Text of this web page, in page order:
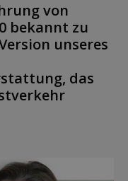
von
bekannt zu
unseres
das